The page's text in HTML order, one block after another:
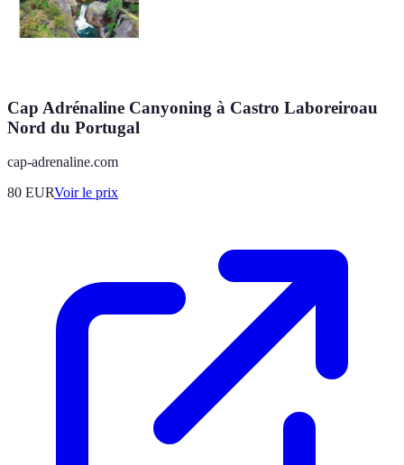
Cap Adrénaline Canyoning à Castro Laboreiroau
Nord du Portugal
cap-adrenaline.com
80 EURVoir le prix